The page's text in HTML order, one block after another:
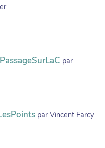
par
par Vincent Farcy